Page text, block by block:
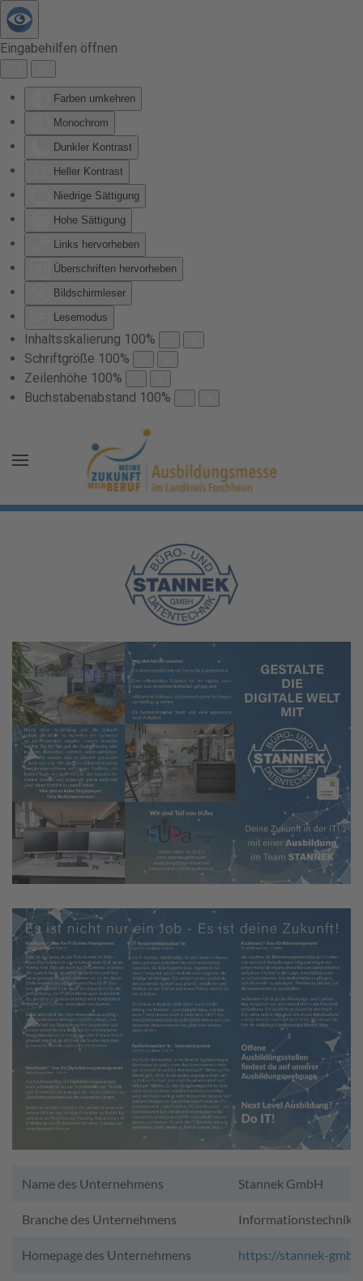
Eingabehilfen öffnen
Farben umkehren
Monochrom
Dunkler Kontrast
Heller Kontrast
Niedrige Sättigung
Hohe Sättigung
Links hervorheben
Überschriften hervorheben
Bildschirmleser
Lesemodus
Inhaltsskalierung 100%
Schriftgröße 100%
Zeilenhöhe 100%
Buchstabenabstand 100%
Zum Hauptinhalt springen
Name des Unternehmens Stannek GmbH
Branche des Unternehmens Informationstechnik
Homepage des Unternehmens https://stannek-